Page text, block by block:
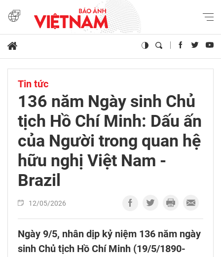
Tin tức
136 năm Ngày sinh Chủ
tịch Hồ Chí Minh: Dấu ấn
của Người trong quan hệ
hữu nghị Việt Nam -
Brazil
12/05/2026
Ngày 9/5, nhân dịp kỷ niệm 136 năm ngày
sinh Chủ tịch Hồ Chí Minh (19/5/1890-